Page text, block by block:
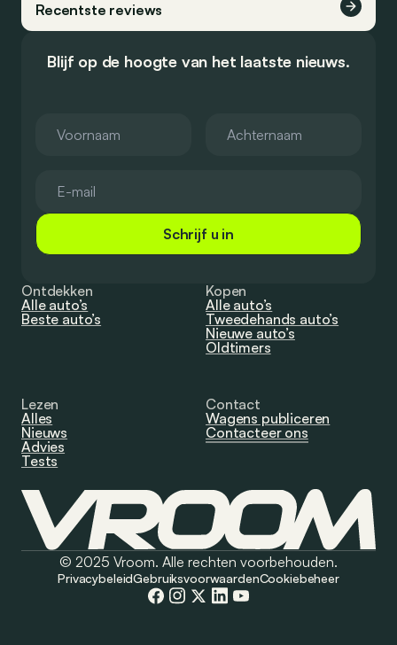
Recentste reviews
Blijf op de hoogte van het laatste nieuws.
Schrijf u in
Ontdekken
Alle auto’s
Beste auto’s
Kopen
Alle auto’s
Tweedehands auto’s
Nieuwe auto’s
Oldtimers
Lezen
Alles
Nieuws
Advies
Tests
Contact
Wagens publiceren
Contacteer ons
© 2025 Vroom. Alle rechten voorbehouden.
PrivacybeleidGebruiksvoorwaardenCookiebeheer